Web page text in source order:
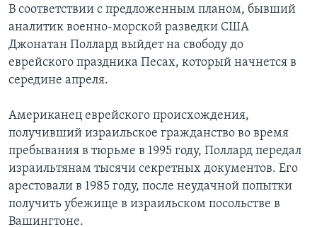
В соответствии с предложенным планом, бывший
аналитик военно-морской разведки США
Джонатан Поллард выйдет на свободу до
еврейского праздника Песах, который начнется в
середине апреля.
Американец еврейского происхождения,
получивший израильское гражданство во время
пребывания в тюрьме в 1995 году, Поллард передал
израильтянам тысячи секретных документов. Его
арестовали в 1985 году, после неудачной попытки
получить убежище в израильском посольстве в
Вашингтоне.